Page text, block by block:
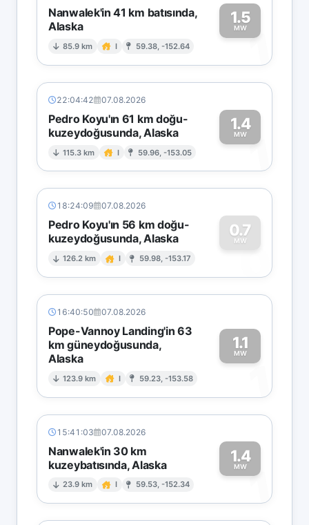
Nanwalek'in 41 km batısında,
Alaska
85.9 km I 59.38, -152.64
1.5
MW1
22:04:42 07.08.2026
Pedro Koyu'ın 61 km doğu-
kuzeydoğusunda, Alaska
115.3 km I 59.96, -153.05
1.4
MW1
18:24:09 07.08.2026
Pedro Koyu'ın 56 km doğu-
kuzeydoğusunda, Alaska
126.2 km I 59.98, -153.17
0.7
MW
0
16:40:50 07.08.2026
Pope-Vannoy Landing'in 63
km güneydoğusunda,
Alaska
123.9 km I 59.23, -153.58
1.1
MW
1
15:41:03 07.08.2026
Nanwalek'in 30 km
kuzeybatısında, Alaska
23.9 km I 59.53, -152.34
1.4
MW1